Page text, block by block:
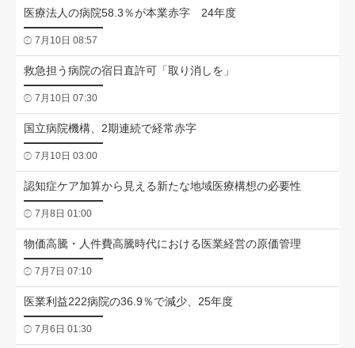
医療法人の病院58.3％が本業赤字 24年度
7月10日 08:57
救急担う病院の宿日直許可「取り消しを」
7月10日 07:30
国立病院機構、2期連続で経常赤字
7月10日 03:00
認知症ケア加算から見える新たな地域医療構想の必要性
7月8日 01:00
物価高騰・人件費高騰時代における医業経営の原価管理
7月7日 07:10
医業利益222病院の36.9％で減少、25年度
7月6日 01:30